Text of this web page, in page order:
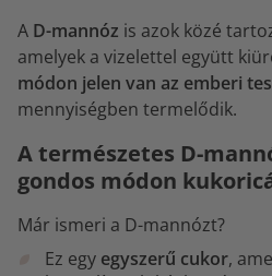
A D-mannóz is azok közé
amelyek a vizelettel együtt
módon jelen van az emberi
mennyiségben termelődik.
A természetes D-
gondos módon
Már ismeri a D-mannózt?
Ez egy egyszerű cukor,